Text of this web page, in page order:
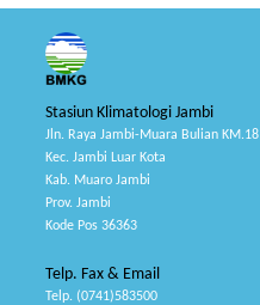
Stasiun Klimatologi Jambi
Jln. Raya Jambi-Muara Bulian KM.18
Kec. Jambi Luar Kota
Kab. Muaro Jambi
Prov. Jambi
Kode Pos 36363
Telp. Fax & Email
Telp. (0741)583500